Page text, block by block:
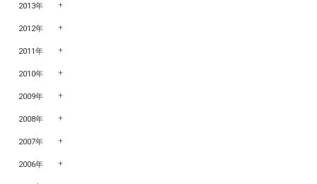
2013年
2012年
2011年
2010年
2009年
2008年
2007年
2006年